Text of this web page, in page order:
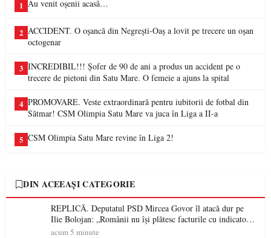
1 Au venit oșenii acasă…
2 ACCIDENT. O oșancă din Negrești-Oaș a lovit pe trecere un oșan
octogenar
3 INCREDIBIL!!! Șofer de 90 de ani a produs un accident pe o
trecere de pietoni din Satu Mare. O femeie a ajuns la spital
4 PROMOVARE. Veste extraordinară pentru iubitorii de fotbal din
Sătmar! CSM Olimpia Satu Mare va juca în Liga a II-a
5 CSM Olimpia Satu Mare revine în Liga 2!
DIN ACEEAȘI CATEGORIE
REPLICĂ. Deputatul PSD Mircea Govor îl atacă dur pe
Ilie Bolojan: „Românii nu își plătesc facturile cu indicatori
economici”
acum 5 minute